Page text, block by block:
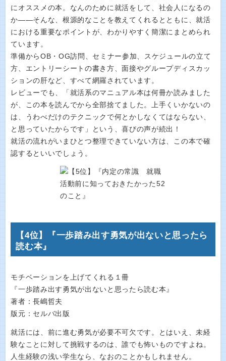
にオススメの本。なんのために就活をして、社会人になるの
か――そんな、根源的なことを教えてくれるとともに、就活
における重要なポイントが、わかりやすく簡潔にまとめられ
ています。
準備からOB・OG訪問、セミナー参加、スケジュールの立て
方、エントリーシートの書き方、面接やグループディスカッ
ションの肝など、すべて網羅されています。
レビューでも、「就活系のマニュアル本は何冊か読みました
が、この本を読んでから全部捨てました。上手くいかないの
は、うわべだけのテクニックで何とかしなくてはならない、
と思っていたからです」という、喜びの声が続出！
就活の流れがいまひとつ整理できていない方は、この本で確
認するといいでしょう。
【4位】『一歩踏み出す勇気が出ないと思ったら
読む本』
モチベーションを上げてくれる１冊
『一歩踏み出す勇気が出ないと思ったら読む本』
著者：長嶋哲夫
版元：セルバ出版
就活には、前に進む勇気が必要不可欠です。とはいえ、未経
験なことに対して挑戦するのは、誰でも怖いものですよね。
人生経験の浅い学生なら、なおのことかもしれません。